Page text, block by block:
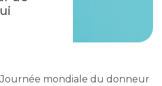
mondiale du donneur